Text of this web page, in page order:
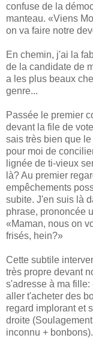
confuse de la
manteau. «Viens
on va faire notre
En chemin, j'ai la
de la candidate de
a les plus beaux
genre...
Passée le premier
devant la file de
sais très bien que
pour moi de
lignée de ti-vieux
là? Au premier
empêchements
subite. J'en suis là
phrase, prononcée
«Maman, nous on
frisés, hein?»
Cette subtile
très propre devant
s'adresse à ma
aller t'acheter des
regard implorant et
droite
inconnu +